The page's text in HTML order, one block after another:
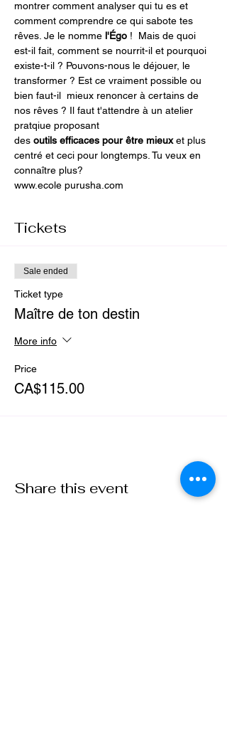
montrer comment analyser qui tu es et
comment comprendre ce qui sabote tes
rêves. Je le nomme l'Égo !  Mais de quoi
est-il fait, comment se nourrit-il et pourquoi
existe-t-il ? Pouvons-nous le déjouer, le
transformer ? Est ce vraiment possible ou
bien faut-il  mieux renoncer à certains de
nos rêves ? Il faut t'attendre à un atelier
pratqiue proposant
des outils efficaces pour être mieux et plus
centré et ceci pour longtemps. Tu veux en
connaître plus?
www.ecole purusha.com
Tickets
Sale ended
Ticket type
Maître de ton destin
More info
Price
CA$115.00
Share this event